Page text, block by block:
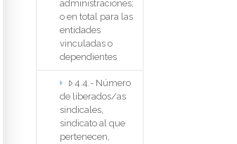
administraciones;
o en total para las
entidades
vinculadas o
dependientes
4.4.- Número
de liberados/as
sindicales,
sindicato al que
pertenecen,